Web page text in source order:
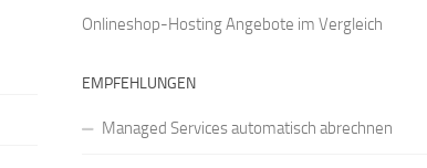
Onlineshop-Hosting Angebote im Vergleich
EMPFEHLUNGEN
Managed Services automatisch abrechnen